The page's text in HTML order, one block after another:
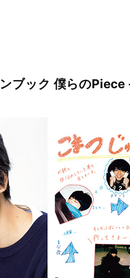
ブック 僕らのPiece